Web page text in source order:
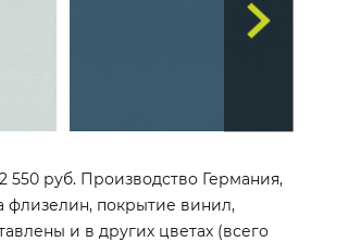
руб. Производство Германия,
флизелин, покрытие винил,
и в других цветах (всего